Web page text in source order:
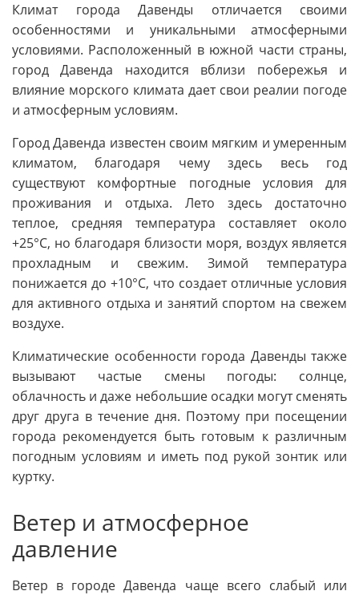
Климат города Давенды отличается своими
особенностями и уникальными атмосферными
условиями. Расположенный в южной части страны,
город Давенда находится вблизи побережья и
влияние морского климата дает свои реалии погоде
и атмосферным условиям.
Город Давенда известен своим мягким и умеренным
климатом, благодаря чему здесь весь год
существуют комфортные погодные условия для
проживания и отдыха. Лето здесь достаточно
теплое, средняя температура составляет около
+25°C, но благодаря близости моря, воздух является
прохладным и свежим. Зимой температура
понижается до +10°C, что создает отличные условия
для активного отдыха и занятий спортом на свежем
воздухе.
Климатические особенности города Давенды также
вызывают частые смены погоды: солнце,
облачность и даже небольшие осадки могут сменять
друг друга в течение дня. Поэтому при посещении
города рекомендуется быть готовым к различным
погодным условиям и иметь под рукой зонтик или
куртку.
Ветер и атмосферное
давление
Ветер в городе Давенда чаще всего слабый или